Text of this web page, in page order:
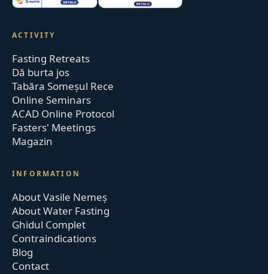
ACTIVITY
Fasting Retreats
Dă burta jos
Tabăra Someșul Rece
Online Seminars
ACAD Online Protocol
Fasters' Meetings
Magazin
INFORMATION
About Vasile Nemeș
About Water Fasting
Ghidul Complet
Contraindications
Blog
Contact